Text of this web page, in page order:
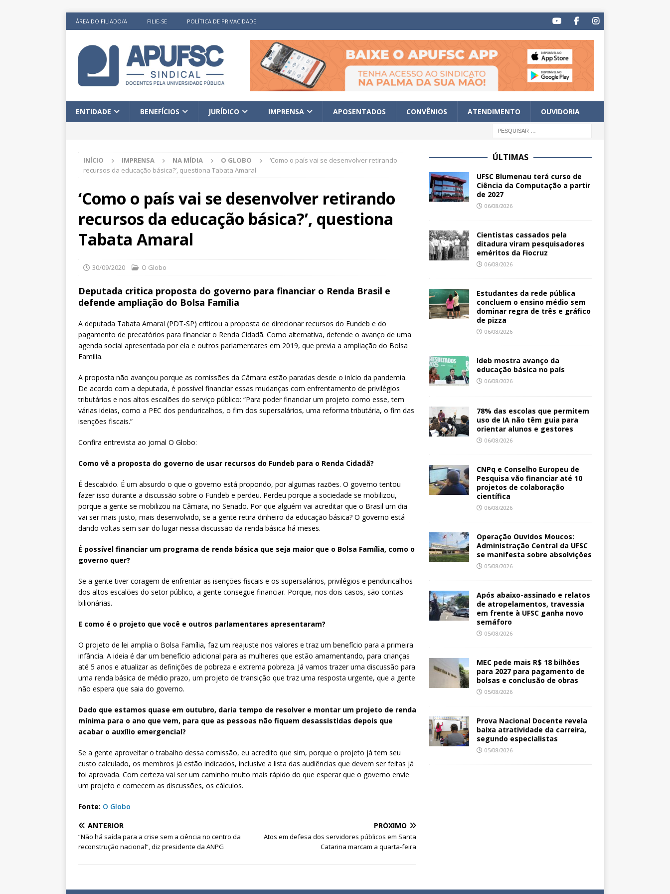
ÁREA DO FILIADO/A FILIE-SE POLÍTICA DE PRIVACIDADE
ENTIDADE BENEFÍCIOS JURÍDICO IMPRENSA APOSENTADOS CONVÊNIOS ATENDIMENTO OUVIDORIA
INÍCIO IMPRENSA NA MÍDIA O GLOBO
‘Como o país vai se desenvolver retirando
recursos da educação básica?’, questiona Tabata Amaral
‘Como o país vai se desenvolver retirando
recursos da educação básica?’, questiona
Tabata Amaral
30/09/2020 O Globo
Deputada critica proposta do governo para financiar o Renda Brasil e
defende ampliação do Bolsa Família
A deputada Tabata Amaral (PDT-SP) criticou a proposta de direcionar recursos do Fundeb e do
pagamento de precatórios para financiar o Renda Cidadã. Como alternativa, defende o avanço de uma
agenda social apresentada por ela e outros parlamentares em 2019, que previa a ampliação do Bolsa
Família.
A proposta não avançou porque as comissões da Câmara estão paradas desde o início da pandemia.
De acordo com a deputada, é possível financiar essas mudanças com enfrentamento de privilégios
tributários e nos altos escalões do serviço público: “Para poder financiar um projeto como esse, tem
várias ideias, como a PEC dos penduricalhos, o fim dos supersalários, uma reforma tributária, o fim das
isenções fiscais.”
Confira entrevista ao jornal O Globo:
Como vê a proposta do governo de usar recursos do Fundeb para o Renda Cidadã?
É descabido. É um absurdo o que o governo está propondo, por algumas razões. O governo tentou
fazer isso durante a discussão sobre o Fundeb e perdeu. Perdeu porque a sociedade se mobilizou,
porque a gente se mobilizou na Câmara, no Senado. Por que alguém vai acreditar que o Brasil um dia
vai ser mais justo, mais desenvolvido, se a gente retira dinheiro da educação básica? O governo está
dando voltas sem sair do lugar nessa discussão da renda básica há meses.
É possível financiar um programa de renda básica que seja maior que o Bolsa Família, como o
governo quer?
Se a gente tiver coragem de enfrentar as isenções fiscais e os supersalários, privilégios e penduricalhos
dos altos escalões do setor público, a gente consegue financiar. Porque, nos dois casos, são contas
bilionárias.
E como é o projeto que você e outros parlamentares apresentaram?
O projeto de lei amplia o Bolsa Família, faz um reajuste nos valores e traz um benefício para a primeira
infância. A ideia é dar um benefício adicional para as mulheres que estão amamentando, para crianças
até 5 anos e atualizar as definições de pobreza e extrema pobreza. Já vamos trazer uma discussão para
uma renda básica de médio prazo, um projeto de transição que traz uma resposta urgente, que a gente
não espera que saia do governo.
Dado que estamos quase em outubro, daria tempo de resolver e montar um projeto de renda
mínima para o ano que vem, para que as pessoas não fiquem desassistidas depois que
acabar o auxílio emergencial?
Se a gente aproveitar o trabalho dessa comissão, eu acredito que sim, porque o projeto já tem seu
custo calculado, os membros já estão indicados, inclusive a lista das audiências que devem ser feitas já
foi aprovada. Com certeza vai ser um caminho muito mais rápido do que esperar que o governo envie
um projeto e comecem as discussões, os cálculos.
Fonte: O Globo
ANTERIOR
“Não há saída para a crise sem a ciência no centro da
reconstrução nacional”, diz presidente da ANPG
PRÓXIMO
Atos em defesa dos servidores públicos em Santa
Catarina marcam a quarta-feira
ÚLTIMAS
UFSC Blumenau terá curso de
Ciência da Computação a partir
de 2027
06/08/2026
Cientistas cassados pela
ditadura viram pesquisadores
eméritos da Fiocruz
06/08/2026
Estudantes da rede pública
concluem o ensino médio sem
dominar regra de três e gráfico
de pizza
06/08/2026
Ideb mostra avanço da
educação básica no país
06/08/2026
78% das escolas que permitem
uso de IA não têm guia para
orientar alunos e gestores
06/08/2026
CNPq e Conselho Europeu de
Pesquisa vão financiar até 10
projetos de colaboração
científica
06/08/2026
Operação Ouvidos Moucos:
Administração Central da UFSC
se manifesta sobre absolvições
05/08/2026
Após abaixo-assinado e relatos
de atropelamentos, travessia
em frente à UFSC ganha novo
semáforo
05/08/2026
MEC pede mais R$ 18 bilhões
para 2027 para pagamento de
bolsas e conclusão de obras
05/08/2026
Prova Nacional Docente revela
baixa atratividade da carreira,
segundo especialistas
05/08/2026